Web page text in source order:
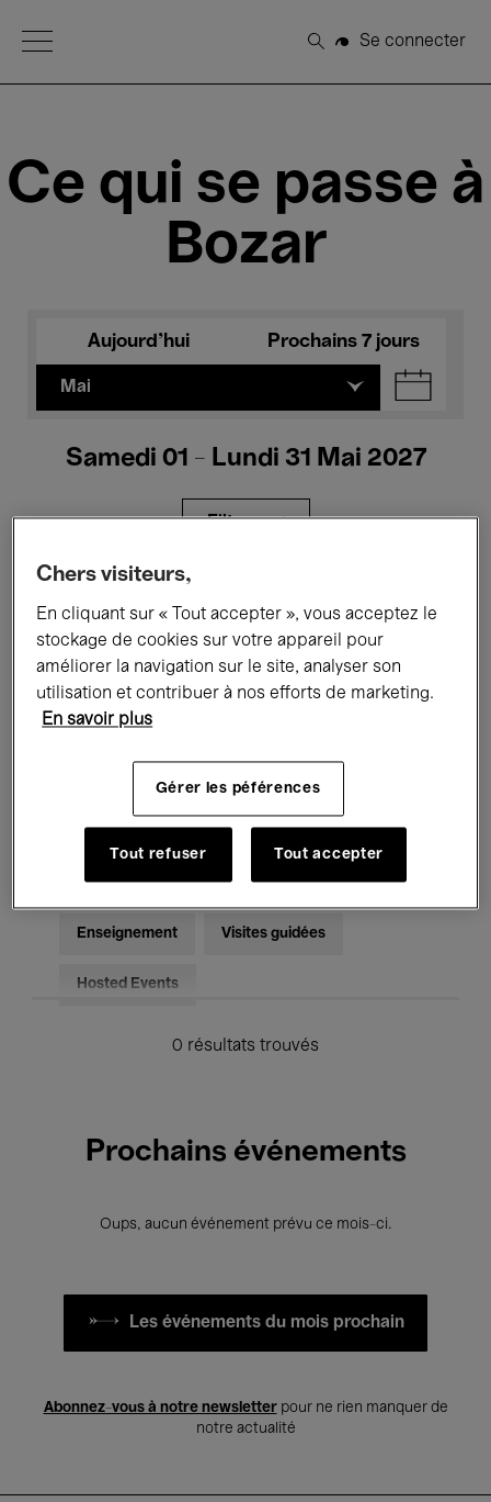
Open Menu
Rechercher
Se connecter
Ce qui se passe à
Bozar
Aujourd'hui Prochains 7 jours
Mai
Samedi 01 - Lundi 31 Mai 2027
Filtres
Expositions Films Performances
Rencontres & Débats Jazz
Musique électronique
Pour tous Kids’ Palace
Enseignement Visites guidées
Hosted Events
0 résultats trouvés
Prochains événements
Oups, aucun événement prévu ce mois-ci.
Les événements du mois prochain
Abonnez-vous à notre newsletterpour ne rien manquer de
notre actualité
Chers visiteurs,
En cliquant sur « Tout accepter », vous acceptez le
stockage de cookies sur votre appareil pour
améliorer la navigation sur le site, analyser son
utilisation et contribuer à nos efforts de marketing.
En savoir plus
Gérer les péférences
Tout refuser Tout accepter